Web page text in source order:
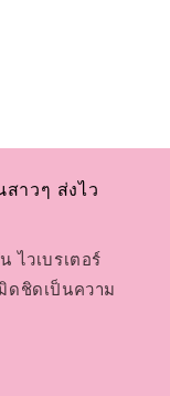
าวๆ ส่งไว
ไวเบรเตอร์
ดชิดเป็นความ